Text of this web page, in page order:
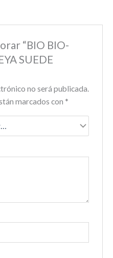
“BIO BIO-
SUEDE
no será publicada.
marcados con *